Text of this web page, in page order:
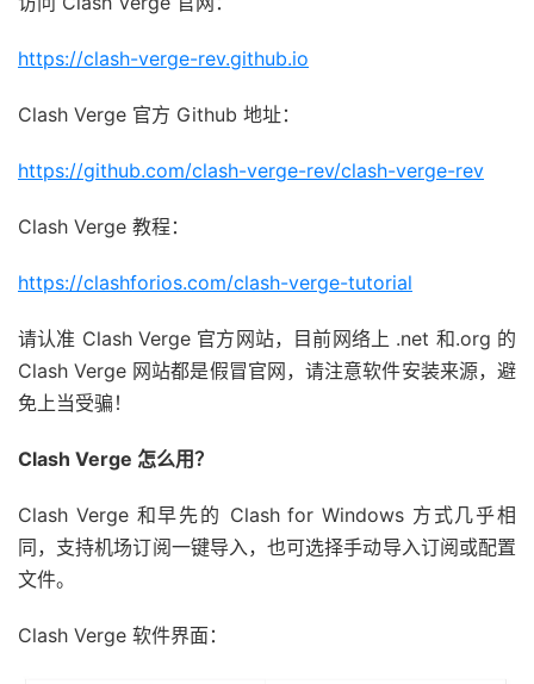
https://clash-verge-rev.github.io
Clash Verge 官方 Github 地址：
https://github.com/clash-verge-rev/clash-verge-rev
Clash Verge 教程：
https://clashforios.com/clash-verge-tutorial
请认准 Clash Verge 官方网站，目前网络上 .net 和.org 的
Clash Verge 网站都是假冒官网，请注意软件安装来源，避
免上当受骗！
Clash Verge 怎么用？
Clash Verge 和早先的 Clash for Windows 方式几乎相
同，支持机场订阅一键导入，也可选择手动导入订阅或配置
文件。
Clash Verge 软件界面：